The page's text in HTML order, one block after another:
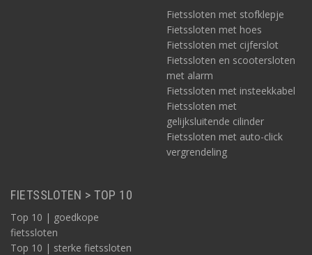
Fietssloten met stofklepje
Fietssloten met hoes
Fietssloten met cijferslot
Fietssloten en scootersloten
met alarm
Fietssloten met insteekkabel
Fietssloten met
gelijksluitende cilinder
Fietssloten met auto-click
vergrendeling
FIETSSLOTEN > TOP 10
Top 10 | goedkope
fietssloten
Top 10 | sterke fietssloten